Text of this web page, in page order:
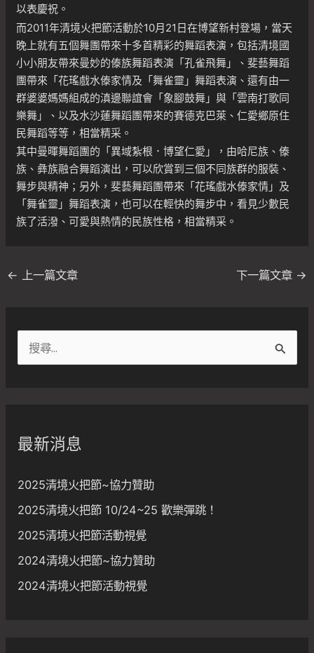
以表慶祝。
而2011年清境火把節活動於10月21日在博望新村登場，當天
晚上就有五個舞團帶來十多首精彩的舞蹈表演，包括清境國
小小朋友帶來曼妙的傣族舞蹈表演「孔雀飛舞」、斐藝舞蹈
團帶來「花瑤戲水傣家情及「舞雀靈」舞蹈表演、還有由一
群婆婆媽媽組成的滇邊聯誼會「象腳鼓舞」與「雲南打歌同
樂舞」、以及水沙蓮舞蹈團帶來的賽德克巴萊、仁愛鄉原住
民舞蹈等等，相當精采。
其中曼暉舞蹈團的「異域紮根．博望仁愛」，由哈尼族、傣
族、彝族融合舞蹈演出，可以欣賞到三個不同族群的服裝、
舞步與精神；另外，斐藝舞蹈團帶來「花瑤戲水傣家情」及
「舞雀靈」舞蹈表演，也可以在輕快的舞步中，看見少數民
族了活潑、可愛與熱情的民族性格，相當精采。
← 上一篇文章 下一篇文章 →
尋
:最新消息
2025清境火把節~協力贊助
2025清境火把節 10/24~25 歡樂彈跳！
2025清境火把節活動視覺
2024清境火把節~協力贊助
2024清境火把節活動視覺